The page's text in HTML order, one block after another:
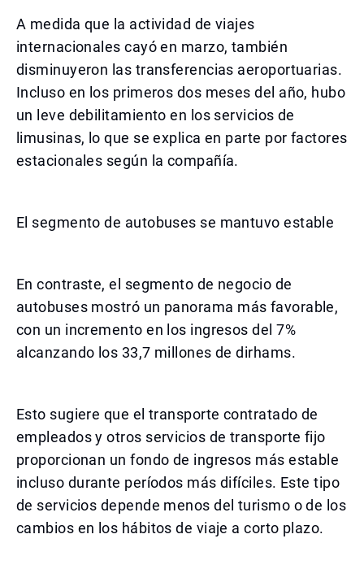
A medida que la actividad de viajes
internacionales cayó en marzo, también
disminuyeron las transferencias aeroportuarias.
Incluso en los primeros dos meses del año, hubo
un leve debilitamiento en los servicios de
limusinas, lo que se explica en parte por factores
estacionales según la compañía.
El segmento de autobuses se mantuvo estable
En contraste, el segmento de negocio de
autobuses mostró un panorama más favorable,
con un incremento en los ingresos del 7%
alcanzando los 33,7 millones de dirhams.
Esto sugiere que el transporte contratado de
empleados y otros servicios de transporte fijo
proporcionan un fondo de ingresos más estable
incluso durante períodos más difíciles. Este tipo
de servicios depende menos del turismo o de los
cambios en los hábitos de viaje a corto plazo.